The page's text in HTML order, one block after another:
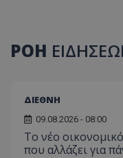
ΡΟΗ
ΔΙΕΘΝΗ
09.08.2026 - 08:00
Το νέο
που αλλάζει για